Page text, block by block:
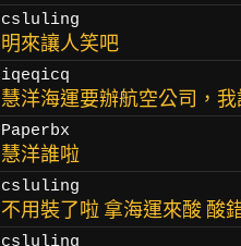
csluling
明來讓人笑吧
iqeqicq
慧洋海運要辦航空公司，
Paperbx
慧洋誰啦
csluling
不用裝了啦 拿海運來酸 酸
csluling